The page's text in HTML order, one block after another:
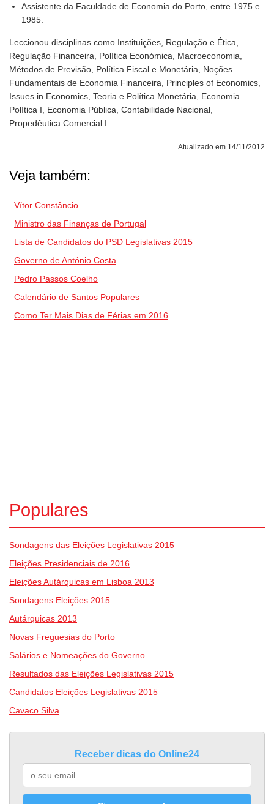
Assistente da Faculdade de Economia do Porto, entre 1975 e
1985.
Leccionou disciplinas como Instituições, Regulação e Ética,
Regulação Financeira, Política Económica, Macroeconomia,
Métodos de Previsão, Política Fiscal e Monetária, Noções
Fundamentais de Economia Financeira, Principles of Economics,
Issues in Economics, Teoria e Política Monetária, Economia
Política I, Economia Pública, Contabilidade Nacional,
Propedêutica Comercial I.
Atualizado em 14/11/2012
Veja também:
Vítor Constâncio
Ministro das Finanças de Portugal
Lista de Candidatos do PSD Legislativas 2015
Governo de António Costa
Pedro Passos Coelho
Calendário de Santos Populares
Como Ter Mais Dias de Férias em 2016
Populares
Sondagens das Eleições Legislativas 2015
Eleições Presidenciais de 2016
Eleições Autárquicas em Lisboa 2013
Sondagens Eleições 2015
Autárquicas 2013
Novas Freguesias do Porto
Salários e Nomeações do Governo
Resultados das Eleições Legislativas 2015
Candidatos Eleições Legislativas 2015
Cavaco Silva
Receber dicas do Online24